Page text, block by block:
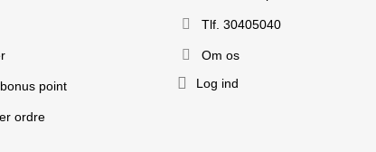
point
ordre
Tlf. 30405040
Om os
Log ind